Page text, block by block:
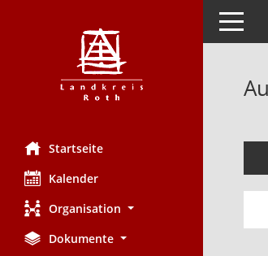
Startseite
Kalender
Organisation
Dokumente
Toggle